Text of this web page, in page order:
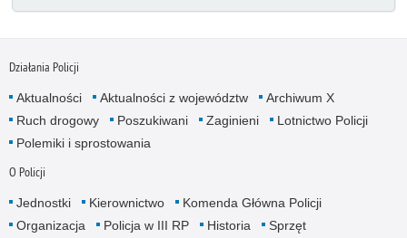
Działania Policji
Aktualności Aktualności z województw
Archiwum X
Ruch drogowy
Poszukiwani Zaginieni
Lotnictwo Policji
Polemiki i sprostowania
O Policji
Jednostki Kierownictwo
Komenda Główna Policji
Organizacja
Policja w III RP Historia
Sprzęt